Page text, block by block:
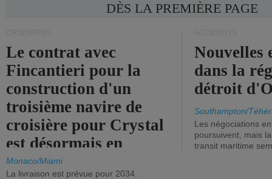
DÈS LA PREMIÈRE PAGE
Le contrat avec
Fincantieri pour la
construction d'un
troisième navire de
croisière pour Crystal
est désormais en
vigueur.
Monaco/Miami
La livraison est prévue pour 2034.
Nouvelles
dans la
détroit
Southampton/
Les négociations
poursuivent, mais
transit maritime